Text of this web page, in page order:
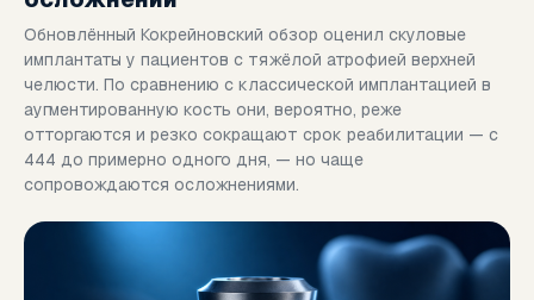
Обновлённый Кокрейновский обзор оценил скуловые
имплантаты у пациентов с тяжёлой атрофией верхней
челюсти. По сравнению с классической имплантацией в
аугментированную кость они, вероятно, реже
отторгаются и резко сокращают срок реабилитации — с
444 до примерно одного дня, — но чаще
сопровождаются осложнениями.